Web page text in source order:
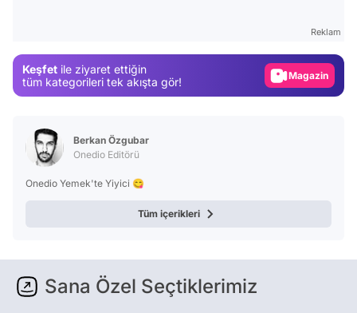
Reklam
Keşfet ile ziyaret ettiğin
tüm kategorileri tek akışta gör!
Magazin
Berkan Özgubar
Onedio Editörü
Onedio Yemek'te Yiyici 😋
Tüm içerikleri
Sana Özel Seçtiklerimiz